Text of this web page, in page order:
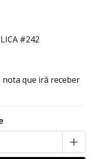
#242
que irá receber
+